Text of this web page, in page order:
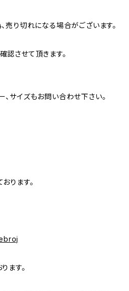
売り切れになる場合がございます。
させて頂きます。
サイズもお問い合わせ下さい。
ります。
ます。